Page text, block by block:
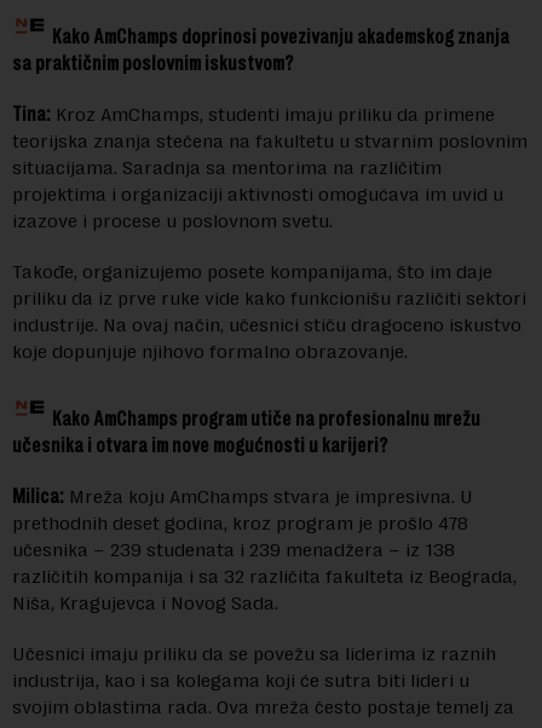
Kako AmChamps doprinosi povezivanju akademskog znanja
sa praktičnim poslovnim iskustvom?
Tina: Kroz AmChamps, studenti imaju priliku da primene
teorijska znanja stečena na fakultetu u stvarnim poslovnim
situacijama. Saradnja sa mentorima na različitim
projektima i organizaciji aktivnosti omogućava im uvid u
izazove i procese u poslovnom svetu.
Takođe, organizujemo posete kompanijama, što im daje
priliku da iz prve ruke vide kako funkcionišu različiti sektori
industrije. Na ovaj način, učesnici stiču dragoceno iskustvo
koje dopunjuje njihovo formalno obrazovanje.
Kako AmChamps program utiče na profesionalnu mrežu
učesnika i otvara im nove mogućnosti u karijeri?
Milica: Mreža koju AmChamps stvara je impresivna. U
prethodnih deset godina, kroz program je prošlo 478
učesnika – 239 studenata i 239 menadžera – iz 138
različitih kompanija i sa 32 različita fakulteta iz Beograda,
Niša, Kragujevca i Novog Sada.
Učesnici imaju priliku da se povežu sa liderima iz raznih
industrija, kao i sa kolegama koji će sutra biti lideri u
svojim oblastima rada. Ova mreža često postaje temelj za